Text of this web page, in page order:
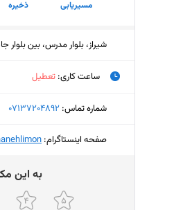
مسیریابی ذخیره
شیراز، بلوار مدرس، بین بلوار جانبازان و
ساعت کاری: تعطیل
جمعه (امروز)
شماره تماس: ‎07137204892
صفحه اینستاگرام:
ﺑﻪ اﯾﻦ